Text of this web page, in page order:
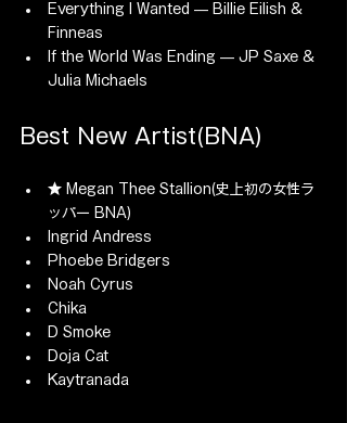
Everything I Wanted — Billie Eilish &
Finneas
If the World Was Ending — JP Saxe &
Julia Michaels
Best New Artist(BNA)
★ Megan Thee Stallion(史上初の女性ラ
ッパー BNA)
Ingrid Andress
Phoebe Bridgers
Noah Cyrus
Chika
D Smoke
Doja Cat
Kaytranada